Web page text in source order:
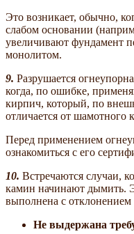
Это возникает, обычно,
слабом основании
увеличивают фундамент
монолитом.
9. Разрушается
когда, по ошибке,
кирпич, который, по
отличается от шамотного
Перед применением
ознакомиться с его
10. Встречаются случаи,
камин начинают дымить.
выполнена с отклонением
Не выдержана